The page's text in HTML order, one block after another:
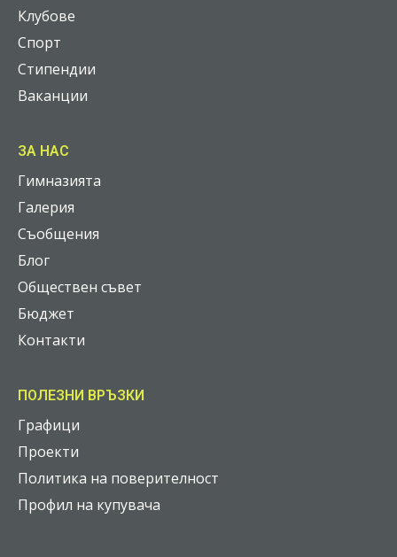
Клубове
Спорт
Стипендии
Ваканции
ЗА НАС
Гимназията
Галерия
Съобщения
Блог
Обществен съвет
Бюджет
Контакти
ПОЛЕЗНИ ВРЪЗКИ
Графици
Проекти
Политика на поверителност
Профил на купувача